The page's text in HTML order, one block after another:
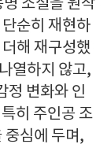
소설을 원작
순히 재현하
해 재구성했
열하지 않고,
정 변화와 인
히 주인공 조
중심에 두며,